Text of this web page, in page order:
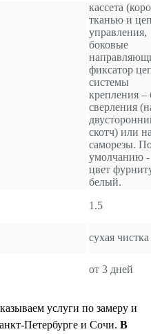
кассета
тканью и
управления,
боковые
фиксатор
системы
крепления –
сверления
скотч) или
саморезы.
умолчанию -
цвет
белый.
1.5
сухая чистка
от 3 дней
услуги по замеру и
Петербурге и Сочи. В